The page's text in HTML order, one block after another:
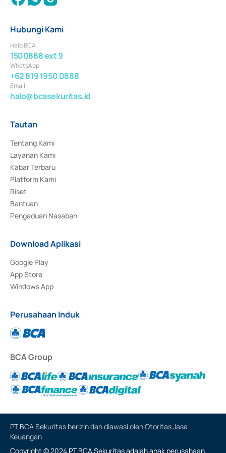
Hubungi Kami
Halo BCA
1500888 ext 9
WhatsApp
+62 819 1950 0888
Email
halo@bcasekuritas.id
Tautan
Tentang Kami
Layanan Kami
Kabar Terbaru
Platform Kami
Riset
Bantuan
Pengaduan Nasabah
Download Aplikasi
Google Play
App Store
Windows App
Perusahaan Induk
BCA Group
PT BCA Sekuritas berizin dan diawasi oleh Otoritas Jasa
Keuangan
Copyright © 2024 PT BCA Sekuritas adalah anak perusahaan